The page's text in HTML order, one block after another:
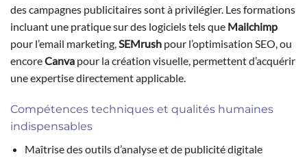
des campagnes publicitaires sont à privilégier. Les formations
incluant une pratique sur des logiciels tels que Mailchimp
pour l’email marketing,SEMrush pour l’optimisation SEO, ou
encoreCanva pour la création visuelle, permettent d’acquérir
une expertise directement applicable.
Compétences techniques et qualités humaines
indispensables
Maîtrise des outils d’analyse et de publicité digitale